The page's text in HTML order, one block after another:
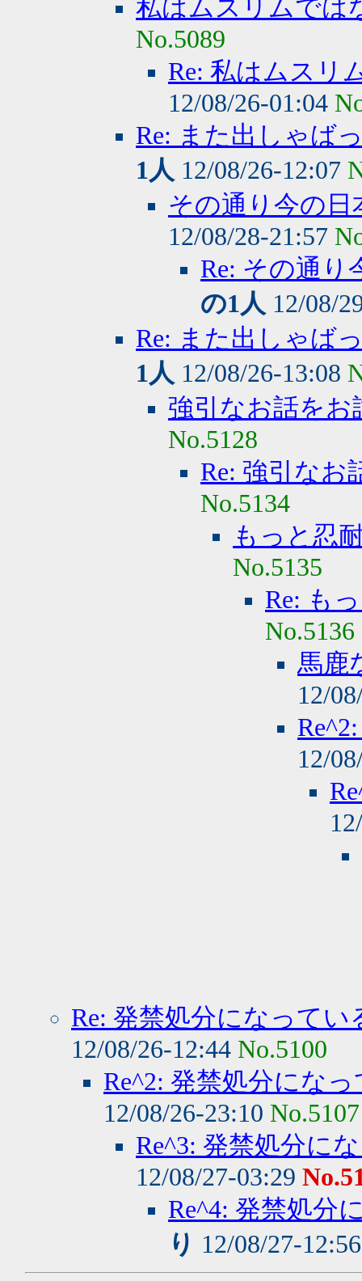
私はムスリムでは
No.5089
Re: 私はムスリ
12/08/26-01:04
Re: また出しゃば
1人 12/08/26-12:07
その通り今の
12/08/28-21:57
Re: その通
の1人 12/08/
Re: また出しゃば
1人 12/08/26-13:08
強引なお話をお
No.5128
Re: 強引なお
No.5134
もっと忍
No.5135
Re: も
No.5136
馬鹿
12/
12/
Re: 発禁処分になって
12/08/26-12:44 No.5100
Re^2: 発禁処分にな
12/08/26-23:10 No.5107
Re^3: 発禁処分に
12/08/27-03:29
Re^4: 発禁処分
り 12/08/27-